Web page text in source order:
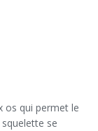
os qui permet le
se